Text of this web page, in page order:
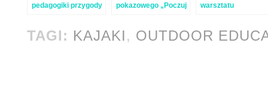
pedagogiki przygody
pokazowego „Poczuj
warsztatu
TAGI: KAJAKI, OUTDOOR